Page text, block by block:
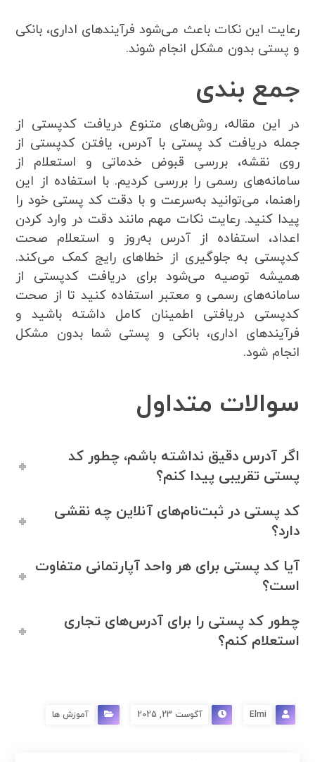
رعایت این نکات باعث می‌شود فرآیندهای اداری، بانکی
و پستی بدون مشکل انجام شوند.
جمع بندی
در این مقاله، روش‌های متنوع دریافت کدپستی از
جمله دریافت کد پستی با آدرس، یافتن کدپستی از
روی نقشه، بررسی قبوض خدماتی و استعلام از
سامانه‌های رسمی را بررسی کردیم. با استفاده از این
راهنما، می‌توانید به‌سرعت و با دقت کد پستی خود را
پیدا کنید. رعایت نکات مهم مانند دقت در وارد کردن
اعداد، استفاده از آدرس به‌روز و استعلام صحت
کدپستی به جلوگیری از خطاهای رایج کمک می‌کند.
همیشه توصیه می‌شود برای دریافت کدپستی از
سامانه‌های رسمی و معتبر استفاده کنید تا از صحت
کدپستی دریافتی اطمینان کامل داشته باشید و
فرآیندهای اداری، بانکی و پستی شما بدون مشکل
انجام شود.
سوالات متداول
اگر آدرس دقیق نداشته باشم، چطور کد
پستی تقریبی پیدا کنم؟
کد پستی در ثبت‌نام‌های آنلاین چه نقشی
دارد؟
آیا کد پستی برای هر واحد آپارتمانی متفاوت
است؟
چطور کد پستی را برای آدرس‌های تجاری
استعلام کنم؟
Elmi آگوست 23, 2025 آموزش ها